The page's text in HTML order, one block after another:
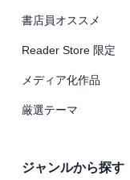
書店員オススメ
Reader Store 限定
メディア化作品
厳選テーマ
ジャンルから探す